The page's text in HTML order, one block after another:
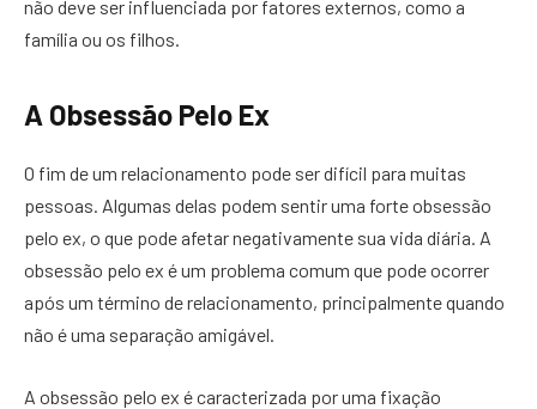
não deve ser influenciada por fatores externos, como a
família ou os filhos.
A Obsessão Pelo Ex
O fim de um relacionamento pode ser difícil para muitas
pessoas. Algumas delas podem sentir uma forte obsessão
pelo ex, o que pode afetar negativamente sua vida diária. A
obsessão pelo ex é um problema comum que pode ocorrer
após um término de relacionamento, principalmente quando
não é uma separação amigável.
A obsessão pelo ex é caracterizada por uma fixação